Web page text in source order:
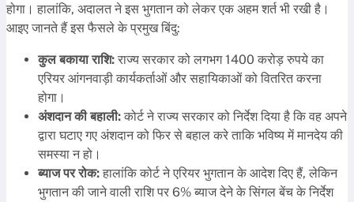
होगा। हालांकि, अदालत ने इस भुगतान को लेकर एक अहम शर्त भी रखी है।
आइए जानते हैं इस फैसले के प्रमुख बिंदु:
कुल बकाया राशि: राज्य सरकार को लगभग 1400 करोड़ रुपये का
एरियर आंगनवाड़ी कार्यकर्ताओं और सहायिकाओं को वितरित करना
होगा।
अंशदान की बहाली: कोर्ट ने राज्य सरकार को निर्देश दिया है कि वह अपने
द्वारा घटाए गए अंशदान को फिर से बहाल करे ताकि भविष्य में मानदेय की
समस्या न हो।
ब्याज पर रोक: हालांकि कोर्ट ने एरियर भुगतान के आदेश दिए हैं, लेकिन
भुगतान की जाने वाली राशि पर 6% ब्याज देने के सिंगल बेंच के निर्देश